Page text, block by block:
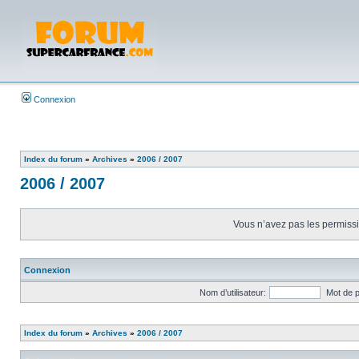
Connexion
Index du forum » Archives » 2006 / 2007
2006 / 2007
Vous n’avez pas les
Connexion
Nom d’utilisateur: Mot de
Index du forum » Archives » 2006 / 2007